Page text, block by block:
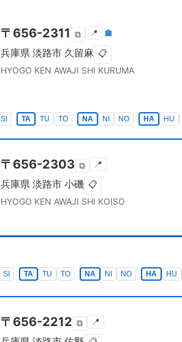
〒 656-2311 ⧉ 📍 🏣
兵庫県 淡路市 久留麻 📋
HYOGO KEN AWAJI SHI KURUMA
SI TA TU TO NA NI NO HA HU
〒 656-2303 ⧉ 📍
兵庫県 淡路市 小磯 📋
HYOGO KEN AWAJI SHI KOISO
SI TA TU TO NA NI NO HA HU
〒 656-2212 ⧉ 📍